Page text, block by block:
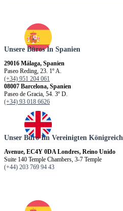
Unsere Büros In Spanien
29016 Málaga, Spanien
Paseo Reding, 23. 1º A.
(+34) 951 204 061
08007 Barcelona, Spanien
Paseo de Gracia, 54. 3º D.
(+34) 93 018 6626
Unser Büro Im Vereinigten Königreich
Avenue, EC4Y 0DA Londres, Reino Unido
Suite 140 Temple Chambers, 3-7 Temple
(+44) 203 769 94 43